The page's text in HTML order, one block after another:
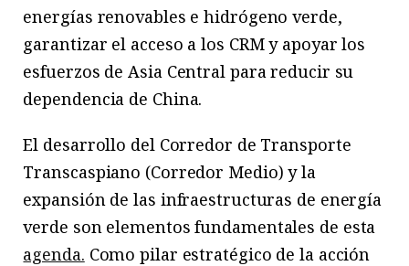
energías renovables e hidrógeno verde,
garantizar el acceso a los CRM y apoyar los
esfuerzos de Asia Central para reducir su
dependencia de China.
El desarrollo del Corredor de Transporte
Transcaspiano (Corredor Medio) y la
expansión de las infraestructuras de energía
verde son elementos fundamentales de esta
agenda. Como pilar estratégico de la acción